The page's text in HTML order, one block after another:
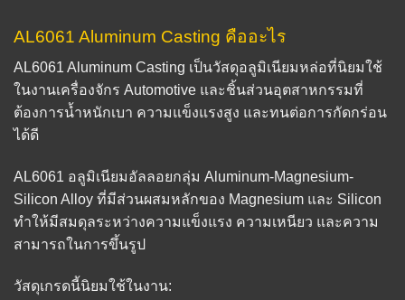
AL6061 Aluminum Casting คืออะไร
AL6061 Aluminum Casting เป็นวัสดุอลูมิเนียมหล่อที่นิยมใช้
ในงานเครื่องจักร Automotive และชิ้นส่วนอุตสาหกรรมที่
ต้องการน้ำหนักเบา ความแข็งแรงสูง และทนต่อการกัดกร่อน
ได้ดี
AL6061 อลูมิเนียมอัลลอยกลุ่ม Aluminum-Magnesium-
Silicon Alloy ที่มีส่วนผสมหลักของ Magnesium และ Silicon
ทำให้มีสมดุลระหว่างความแข็งแรง ความเหนียว และความ
สามารถในการขึ้นรูป
วัสดุเกรดนี้นิยมใช้ในงาน: